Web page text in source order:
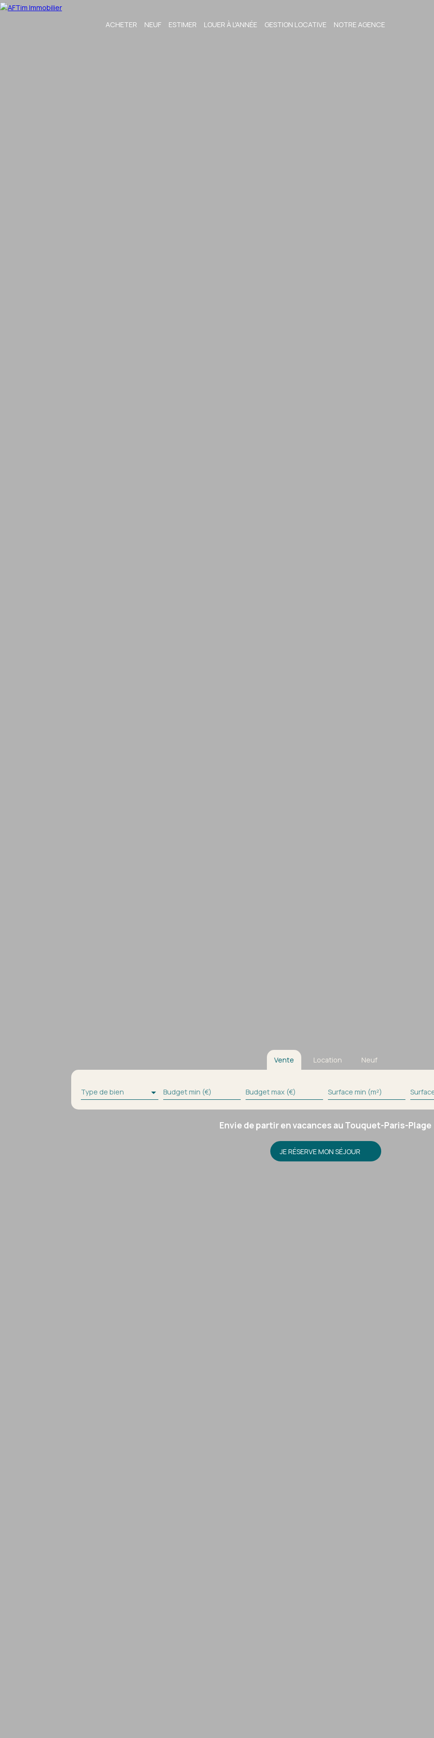
ACHETER NEUF ESTIMER LOUER À L'ANNÉE GESTION LOCATIVE NOTRE AGENCE
Vente Location Neuf
Type de bien Budget min (€) Budget max (€) Surface min (m²)
Envie de partir en vacances au Touquet-Paris-Plage
JE RÉSERVE MON SÉJOUR